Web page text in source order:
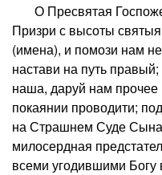
О Пресвятая
Призри с высоты
(имена), и помози нам
настави на путь
наша, даруй нам
покаянии проводити;
на Страшнем Суде
милосердная
всеми угодившими Богу